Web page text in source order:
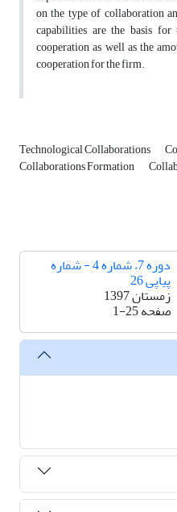
on the type of collaboration
capabilities are the basis
cooperation as well as the
cooperation for the firm.
Technological Collaborations
Collaborations Formation
دوره 7، شماره 4 - شماره
پیاپی 26
زمستان 1397
صفحه1-25